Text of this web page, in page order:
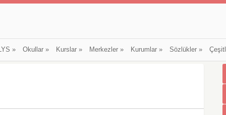
» Okullar» Kurslar» Merkezler» Kurumlar» Sözlükler»